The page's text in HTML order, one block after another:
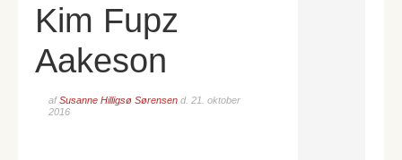
Kim Fupz
Aakeson
afSusanne Hilligsø Sørensen d. 21. oktober
2016